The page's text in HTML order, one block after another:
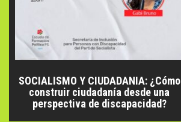
SOCIALISMO Y CIUDADANIA: ¿Cómo
construir ciudadanía desde una
perspectiva de discapacidad?